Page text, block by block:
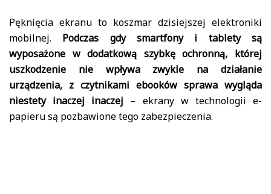
Pęknięcia ekranu to koszmar dzisiejszej elektroniki
mobilnej. Podczas gdy smartfony i tablety są
wyposażone w dodatkową szybkę ochronną, której
uszkodzenie nie wpływa zwykle na działanie
urządzenia, z czytnikami ebooków sprawa wygląda
niestety inaczej inaczej – ekrany w technologii e-
papieru są pozbawione tego zabezpieczenia.